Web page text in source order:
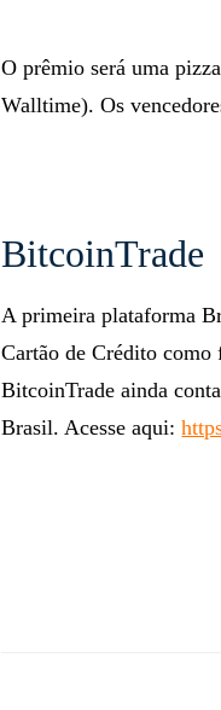
O prêmio será uma
Walltime). Os
BitcoinTrade
A primeira plataforma
Cartão de Crédito como
BitcoinTrade ainda
Brasil. Acesse aqui: